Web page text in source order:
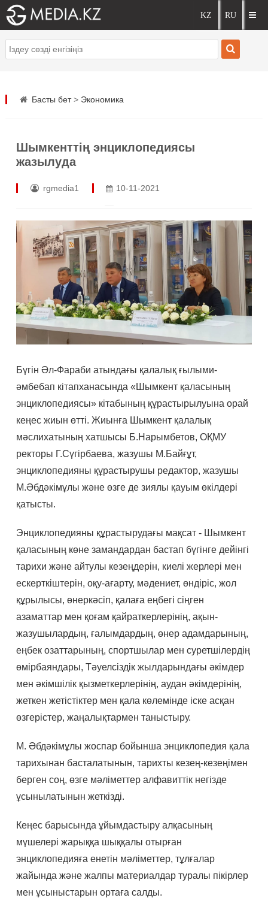
Басты бет> Экономика
Шымкенттің энциклопедиясы
жазылуда
rgmedia1 10-11-2021
Бүгін Әл-Фараби атындағы қалалық ғылыми-
әмбебап кітапханасында «Шымкент қаласының
энциклопедиясы» кітабының құрастырылуына орай
кеңес жиын өтті. Жиынға Шымкент қалалық
мәслихатының хатшысы Б.Нарымбетов, ОҚМУ
ректоры Г.Сүгірбаева, жазушы М.Байғұт,
энциклопедияны құрастырушы редактор, жазушы
М.Әбдәкімұлы және өзге де зиялы қауым өкілдері
қатысты.
Энциклопедияны құрастырудағы мақсат - Шымкент
қаласының көне замандардан бастап бүгінге дейінгі
тарихи және айтулы кезеңдерін, киелі жерлері мен
ескерткіштерін, оқу-ағарту, мәдениет, өндіріс, жол
құрылысы, өнеркәсіп, қалаға еңбегі сіңген
азаматтар мен қоғам қайраткерлерінің, ақын-
жазушылардың, ғалымдардың, өнер адамдарының,
еңбек озаттарының, спортшылар мен суретшілердің
өмірбаяндары, Тәуелсіздік жылдарындағы әкімдер
мен әкімшілік қызметкерлерінің, аудан әкімдерінің,
жеткен жетістіктер мен қала көлемінде іске асқан
өзгерістер, жаңалықтармен таныстыру.
М. Әбдәкімұлы жоспар бойынша энциклопедия қала
тарихынан басталатынын, тарихты кезең-кезеңімен
берген соң, өзге мәліметтер алфавиттік негізде
ұсынылатынын жеткізді.
Кеңес барысында ұйымдастыру алқасының
мүшелері жарыққа шыққалы отырған
энциклопедияға енетін мәліметтер, тұлғалар
жайында және жалпы материалдар туралы пікірлер
мен ұсыныстарын ортаға салды.